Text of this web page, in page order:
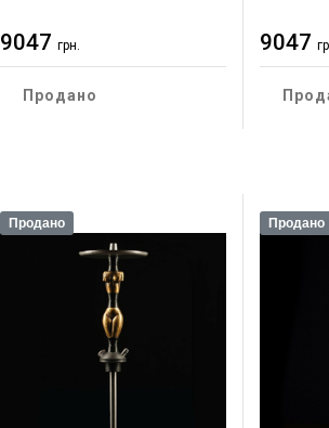
9047 грн.
Продано
9047
Продано Продано